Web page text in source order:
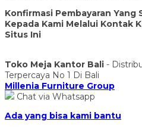
Konfirmasi Pembayaran Yang
Kepada Kami Melalui Kontak
Situs Ini
Toko Meja Kantor Bali -
Terpercaya No 1 Di Bali
Millenia Furniture Group
Chat via Whatsapp
Ada yang bisa kami bantu